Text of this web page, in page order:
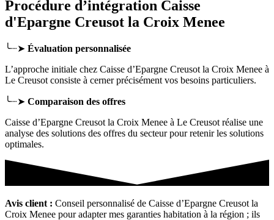
Procédure d’intégration Caisse
d'Epargne Creusot la Croix Menee
╰┈➤ Évaluation personnalisée
L’approche initiale chez Caisse d’Epargne Creusot la Croix Menee à
Le Creusot consiste à cerner précisément vos besoins particuliers.
╰┈➤ Comparaison des offres
Caisse d’Epargne Creusot la Croix Menee à Le Creusot réalise une
analyse des solutions des offres du secteur pour retenir les solutions
optimales.
Avis client : Conseil personnalisé de Caisse d’Epargne Creusot la
Croix Menee pour adapter mes garanties habitation à la région ; ils